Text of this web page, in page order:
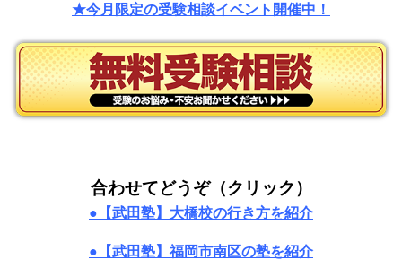
★今月限定の受験相談イベント開催中！
合わせてどうぞ（クリック）
●【武田塾】大橋校の行き方を紹介
●【武田塾】福岡市南区の塾を紹介